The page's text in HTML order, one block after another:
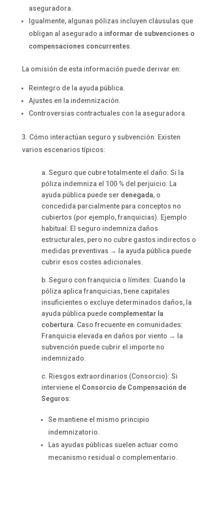
aseguradora.
Igualmente, algunas pólizas incluyen cláusulas que
obligan al asegurado a informar de subvenciones o
compensaciones concurrentes.
La omisión de esta información puede derivar en:
Reintegro de la ayuda pública.
Ajustes en la indemnización.
Controversias contractuales con la aseguradora.
Cómo interactúan seguro y subvención: Existen
varios escenarios típicos:
a. Seguro que cubre totalmente el daño: Si la
póliza indemniza el 100 % del perjuicio: La
ayuda pública puede ser denegada, o
concedida parcialmente para conceptos no
cubiertos (por ejemplo, franquicias). Ejemplo
habitual: El seguro indemniza daños
estructurales, pero no cubre gastos indirectos o
medidas preventivas → la ayuda pública puede
cubrir esos costes adicionales.
b. Seguro con franquicia o límites: Cuando la
póliza aplica franquicias, tiene capitales
insuficientes o excluye determinados daños, la
ayuda pública puede complementar la
cobertura. Caso frecuente en comunidades:
Franquicia elevada en daños por viento → la
subvención puede cubrir el importe no
indemnizado.
c. Riesgos extraordinarios (Consorcio): Si
interviene el Consorcio de Compensación de
Seguros:
Se mantiene el mismo principio
indemnizatorio.
Las ayudas públicas suelen actuar como
mecanismo residual o complementario.